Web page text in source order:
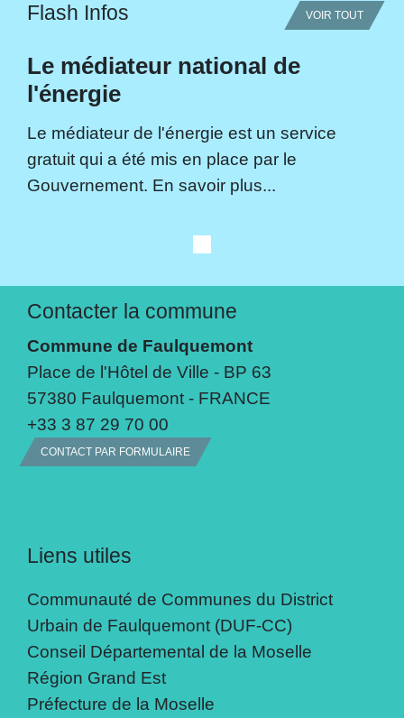
Flash Infos VOIR TOUT
Le médiateur national de
l'énergie
Le médiateur de l'énergie est un service
gratuit qui a été mis en place par le
Gouvernement. En savoir plus...
Contacter la commune
Commune de Faulquemont
Place de l'Hôtel de Ville - BP 63
57380 Faulquemont - FRANCE
+33 3 87 29 70 00
CONTACT PAR FORMULAIRE
Liens utiles
Communauté de Communes du District
Urbain de Faulquemont (DUF-CC)
Conseil Départemental de la Moselle
Région Grand Est
Préfecture de la Moselle